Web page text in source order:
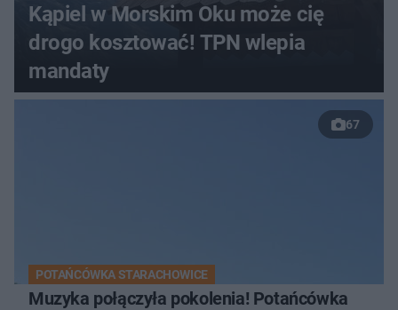
Kąpiel w Morskim Oku może cię
drogo kosztować! TPN wlepia
mandaty
67
POTAŃCÓWKA STARACHOWICE
Muzyka połączyła pokolenia! Potańcówka